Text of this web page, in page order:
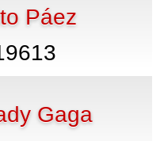
Páez
Gaga